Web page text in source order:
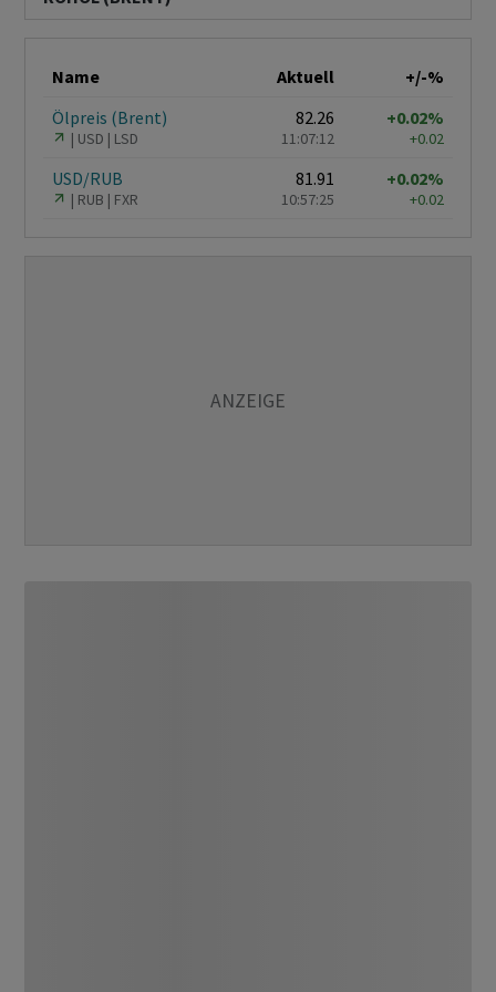
Name Aktuell
+/-%
Ölpreis (Brent)
USD LSD
82.26
11:07:12
+0.02%
+0.02
USD/RUB
RUB FXR
81.91
10:57:25
+0.02%
+0.02